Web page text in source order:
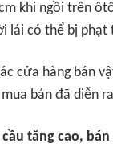
khi ngồi trên
lái có thể bị
cửa hàng bán
bán đã diễn
cầu tăng cao,